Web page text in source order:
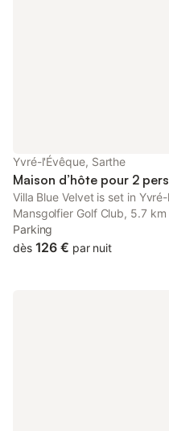
Yvré-l'Évêque, Sarthe
Maison d’hôte pour 2
Villa Blue Velvet is set in
Mansgolfier Golf Club, 5.7
as 5.8 km from Le Mans
the property is 12 km from Le
Parking
dès 126 € par nuit